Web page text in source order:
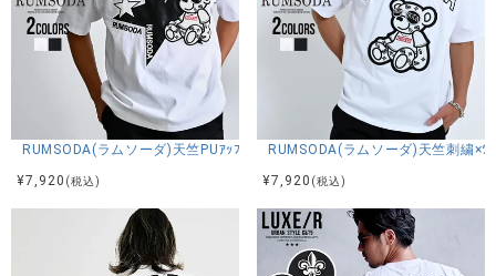
RUMSODA(ラムソーダ)天竺PUｱｯﾌﾟﾘｹ刺繍ｾﾐBIGｸﾙｰ半袖TEE/全2色
¥7,920 (税込)
RUMSODA(ラムソーダ)天竺刺繍×
¥7,920 (税込)